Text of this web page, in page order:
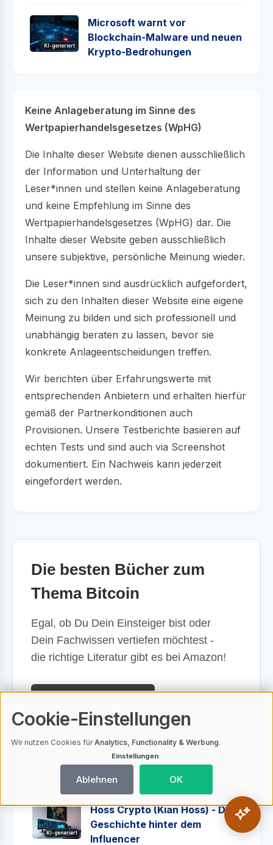
KI-generiert
Microsoft warnt vor
Blockchain-Malware und neuen
Krypto-Bedrohungen
Keine Anlageberatung im Sinne des
Wertpapierhandelsgesetzes (WpHG)
Die Inhalte dieser Website dienen ausschließlich
der Information und Unterhaltung der
Leser*innen und stellen keine Anlageberatung
und keine Empfehlung im Sinne des
Wertpapierhandelsgesetzes (WpHG) dar. Die
Inhalte dieser Website geben ausschließlich
unsere subjektive, persönliche Meinung wieder.
Die Leser*innen sind ausdrücklich aufgefordert,
sich zu den Inhalten dieser Website eine eigene
Meinung zu bilden und sich professionell und
unabhängig beraten zu lassen, bevor sie
konkrete Anlageentscheidungen treffen.
Wir berichten über Erfahrungswerte mit
entsprechenden Anbietern und erhalten hierfür
gemäß der Partnerkonditionen auch
Provisionen. Unsere Testberichte basieren auf
echten Tests und sind auch via Screenshot
dokumentiert. Ein Nachweis kann jederzeit
eingefordert werden.
Die besten Bücher zum
Thema Bitcoin
Egal, ob Du Dein Einsteiger bist oder
Dein Fachwissen vertiefen möchtest -
die richtige Literatur gibt es bei Amazon!
Top 10 meist gelesenen Beiträge
KI-generiert
Hoss Crypto (Kian Hoss) - Die
Geschichte hinter dem
Influencer
Cookie-Einstellungen
Wir nutzen Cookies fürAnalytics, Functionality & Werbung.
Einstellungen
Ablehnen OK